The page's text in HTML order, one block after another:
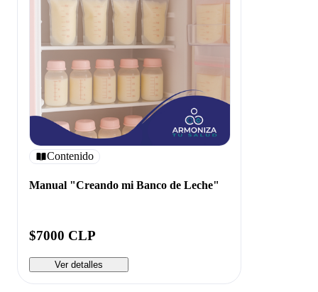
Contenido
Manual "Creando mi Banco de Leche"
$7000 CLP
Ver detalles